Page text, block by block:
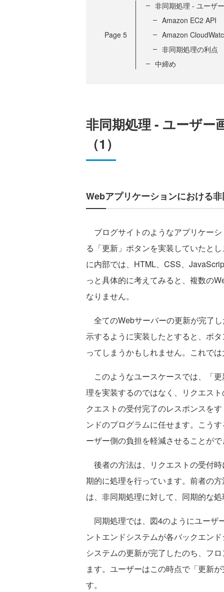
Page 5
非同期処理 - ユーザ
Amazon EC2 API
Amazon
非同期処理の利点
中締め
非同期処理 - ユーザー
（1）
Webアプリケーションにおける
ブログサイトのようなアプリケー
る「更新」ボタンを実装していたと
に内部では、HTML、CSS、
っと具体的に考えてみると、複数の
なりません。
全てのWebサーバーの更新が完了
示するように実装したとすると、ボ
ってしまうかもしれません。これで
このようなユースケースでは、「
理を実装するのではなく、リクエス
クエストの受付完了のレスポンスを
ンドのプログラムに任せます。こう
ーザー側の負担を軽減させることが
後者の方法は、リクエストの受付
期的に処理を行っています。前者の
は、非同期処理に対して、同期的な
同期処理では、図4のようにユーザ
ントエンドシステムが各バックエン
システムの更新が完了したのち、フ
ます。ユーザーはこの時点で「更新
す。